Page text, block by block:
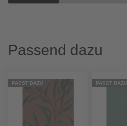
Passend dazu
PASST DAZU PASST DAZU